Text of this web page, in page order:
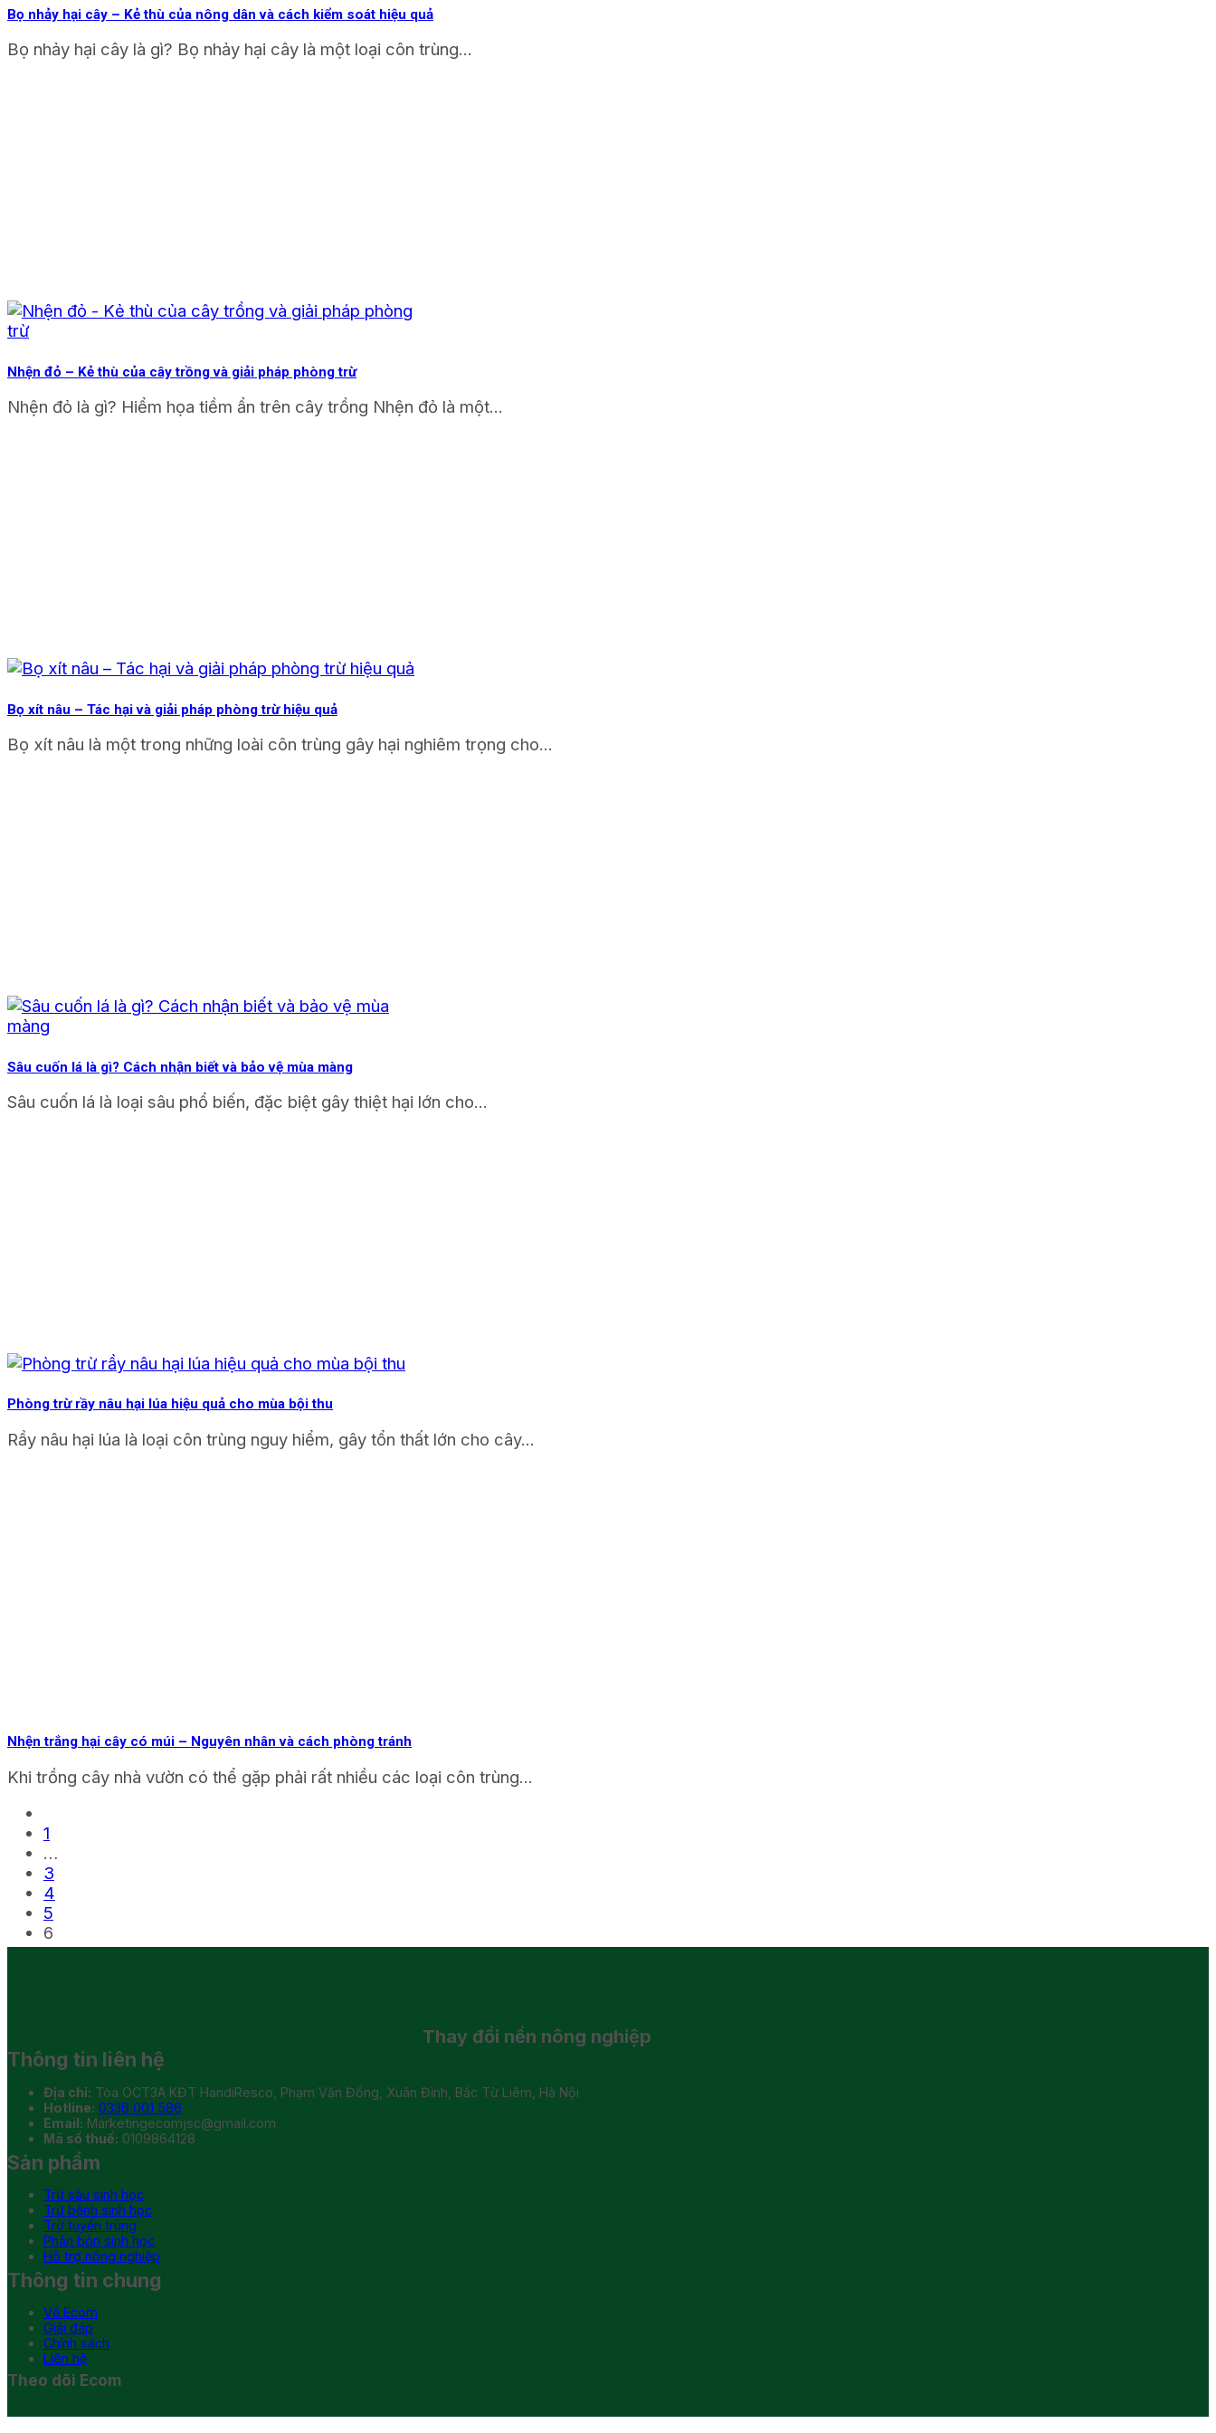
Bọ nhảy hại cây – Kẻ thù của nông dân và cách kiểm soát hiệu quả
Bọ nhảy hại cây là gì? Bọ nhảy hại cây là một loại côn trùng...
Nhện đỏ – Kẻ thù của cây trồng và giải pháp phòng trừ
Nhện đỏ là gì? Hiểm họa tiềm ẩn trên cây trồng Nhện đỏ là một...
Bọ xít nâu – Tác hại và giải pháp phòng trừ hiệu quả
Bọ xít nâu là một trong những loài côn trùng gây hại nghiêm trọng cho...
Sâu cuốn lá là gì? Cách nhận biết và bảo vệ mùa màng
Sâu cuốn lá là loại sâu phổ biến, đặc biệt gây thiệt hại lớn cho...
Phòng trừ rầy nâu hại lúa hiệu quả cho mùa bội thu
Rầy nâu hại lúa là loại côn trùng nguy hiểm, gây tổn thất lớn cho cây...
Nhện trắng hại cây có múi – Nguyên nhân và cách phòng tránh
Khi trồng cây nhà vườn có thể gặp phải rất nhiều các loại côn trùng...
1
…
3
4
5
6
Thay đổi nền nông nghiệp
Thông tin liên hệ
Địa chỉ: Tòa OCT3A KĐT HandiResco, Phạm Văn Đồng, Xuân Đỉnh, Bắc Từ Liêm, Hà Nội
Hotline: 0336 001 586
Email: Marketingecomjsc@gmail.com
Mã số thuế: 0109864128
Sản phẩm
Trừ sâu sinh học
Trừ bệnh sinh học
Trừ tuyến trùng
Phân bón sinh học
Hỗ trợ nông nghiệp
Thông tin chung
Về Ecom
Giải đáp
Chính sách
Liên hệ
Theo dõi Ecom